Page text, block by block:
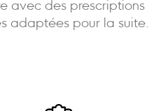
avec des prescriptions
adaptées pour la suite.